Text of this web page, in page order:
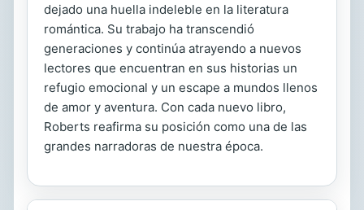
dejado una huella indeleble en la literatura
romántica. Su trabajo ha transcendió
generaciones y continúa atrayendo a nuevos
lectores que encuentran en sus historias un
refugio emocional y un escape a mundos llenos
de amor y aventura. Con cada nuevo libro,
Roberts reafirma su posición como una de las
grandes narradoras de nuestra época.